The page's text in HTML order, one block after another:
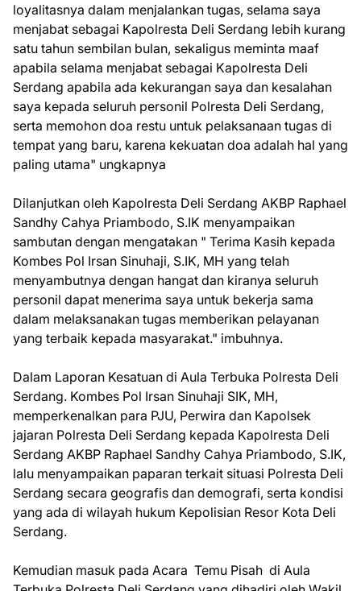
loyalitasnya dalam menjalankan tugas, selama saya
menjabat sebagai Kapolresta Deli Serdang lebih kurang
satu tahun sembilan bulan, sekaligus meminta maaf
apabila selama menjabat sebagai Kapolresta Deli
Serdang apabila ada kekurangan saya dan kesalahan
saya kepada seluruh personil Polresta Deli Serdang,
serta memohon doa restu untuk pelaksanaan tugas di
tempat yang baru, karena kekuatan doa adalah hal yang
paling utama" ungkapnya
Dilanjutkan oleh Kapolresta Deli Serdang AKBP Raphael
Sandhy Cahya Priambodo, S.IK menyampaikan
sambutan dengan mengatakan " Terima Kasih kepada
Kombes Pol Irsan Sinuhaji, S.IK, MH yang telah
menyambutnya dengan hangat dan kiranya seluruh
personil dapat menerima saya untuk bekerja sama
dalam melaksanakan tugas memberikan pelayanan
yang terbaik kepada masyarakat." imbuhnya.
Dalam Laporan Kesatuan di Aula Terbuka Polresta Deli
Serdang. Kombes Pol Irsan Sinuhaji SIK, MH,
memperkenalkan para PJU, Perwira dan Kapolsek
jajaran Polresta Deli Serdang kepada Kapolresta Deli
Serdang AKBP Raphael Sandhy Cahya Priambodo, S.IK,
lalu menyampaikan paparan terkait situasi Polresta Deli
Serdang secara geografis dan demografi, serta kondisi
yang ada di wilayah hukum Kepolisian Resor Kota Deli
Serdang.
Kemudian masuk pada Acara Temu Pisah di Aula